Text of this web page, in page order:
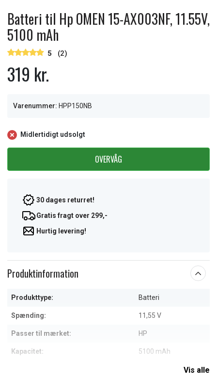
Batteri til Hp OMEN 15-AX003NF, 11.55V,
5100 mAh
5 (2)
319 kr.
Varenummer: HPP150NB
Midlertidigt udsolgt
OVERVÅG
30 dages returret!
Gratis fragt over 299,-
Hurtig levering!
Produktinformation
Produkttype: Batteri
Spænding: 11,55 V
Passer til mærket: HP
Kapacitet: 5100 mAh
Vis alle